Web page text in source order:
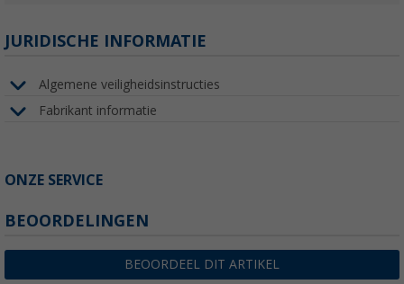
JURIDISCHE INFORMATIE
Algemene veiligheidsinstructies
Fabrikant informatie
ONZE SERVICE
BEOORDELINGEN
BEOORDEEL DIT ARTIKEL